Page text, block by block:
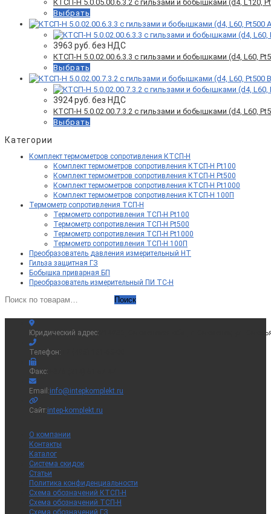
КТСП-Н 5.0.05.00.6.3.2 с гильзами и бобышками (d4, L120,
Выбрать
3963 руб. без НДС
КТСП-Н 5.0.02.00.6.3.3 с гильзами и бобышками (d4, L60,
Выбрать
3924руб. без НДС
КТСП-Н 5.0.02.00.7.3.2 с гильзами и бобышками (d4, L60,
Выбрать
Категории
Комплект термометров сопротивления КТСП-Н
Комплект термометров сопротивления КТСП-Н Pt100
Комплект термометров сопротивления КТСП-Н Pt500
Комплект термометров сопротивления КТСП-Н Pt1000
Комплект термометров сопротивления КТСП-Н 100П
Термометр сопротивления ТСП-Н
Термометр сопротивления ТСП-Н Pt100
Термометр сопротивления ТСП-Н Pt500
Термометр сопротивления ТСП-Н Pt1000
Термометр сопротивления ТСП-Н 100П
Преобразователь давления измерительный НТ
Гильза защитная ГЗ
Бобышка приварная БП
Преобразователь измерительный ПИ ТС-Н
Искать:
Поиск
Юридический адрес: 214036, Смоленская обл., г. Смоленск, ул.
Телефон:
Факс:
Email:info@intepkomplekt.ru
Сайт:intep-komplekt.ru
О компании
Контакты
Каталог
Система скидок
Статьи
Политика конфиденциальности
Схема обозначений КТСП-Н
Схема обозначений ТСП-Н